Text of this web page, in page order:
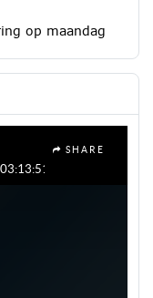
op maandag